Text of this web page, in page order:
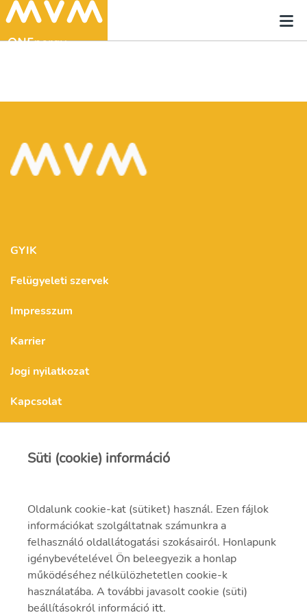
GYIK
Felügyeleti szervek
Impresszum
Karrier
Jogi nyilatkozat
Kapcsolat
Kapcsolat
mvmonenergy@mvm.hu
1031 Budapest, Szentendrei út 207-209.
+ 36 20 597 0000
Süti (cookie) információ
Oldalunk cookie-kat (sütiket) használ. Ezen fájlok
információkat szolgáltatnak számunkra a
felhasználó oldallátogatási szokásairól. Honlapunk
igénybevételével Ön beleegyezik a honlap
működéséhez nélkülözhetetlen cookie-k
használatába. A további javasolt cookie (süti)
beállításokról információ itt.